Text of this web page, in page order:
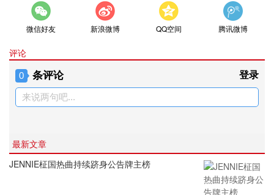
微信好友 新浪微博 QQ空间 腾讯微博
评论
0 条评论 登录
来说两句吧...
最新文章
JENNIE柾国热曲持续跻身公告牌主榜